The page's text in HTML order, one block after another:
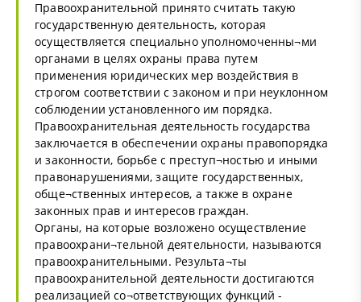
Правоохранительной принято считать такую
государственную деятельность, которая
осуществляется специально уполномоченны¬ми
органами в целях охраны права путем
применения юридических мер воздействия в
строгом соответствии с законом и при неуклонном
соблюдении установленного им порядка.
Правоохранительная деятельность государства
заключается в обеспечении охраны правопорядка
и законности, борьбе с преступ¬ностью и иными
правонарушениями, защите государственных,
обще¬ственных интересов, а также в охране
законных прав и интересов граждан.
Органы, на которые возложено осуществление
правоохрани¬тельной деятельности, называются
правоохранительными. Результа¬ты
правоохранительной деятельности достигаются
реализацией со¬ответствующих функций -